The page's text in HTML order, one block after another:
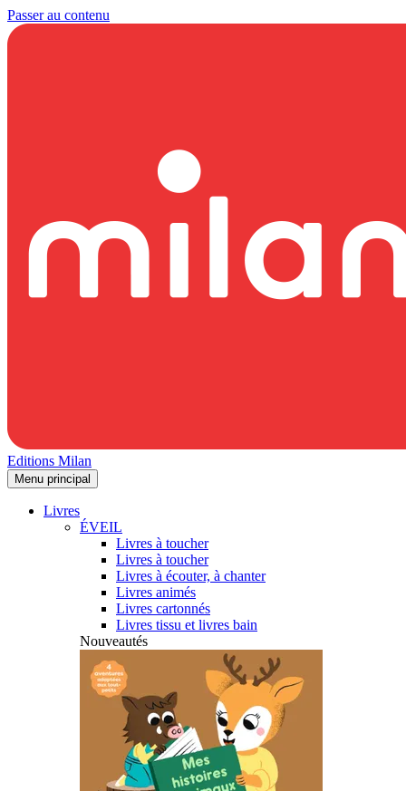
Passer au contenu
Editions Milan
Menu principal
Livres
ÉVEIL
Livres à toucher
Livres à toucher
Livres à écouter, à chanter
Livres animés
Livres cartonnés
Livres tissu et livres bain
Nouveautés